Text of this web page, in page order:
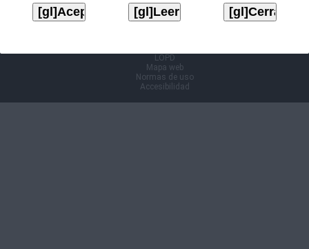
LOPD
Mapa web
Normas de uso
Accesibilidad